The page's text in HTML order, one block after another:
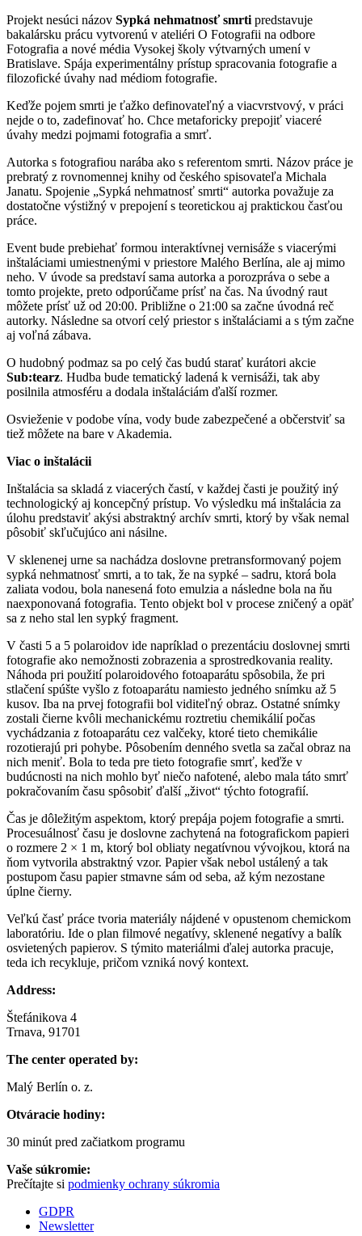
Projekt nesúci názov Sypká nehmatnosť smrti predstavuje
bakalársku prácu vytvorenú v ateliéri O Fotografii na odbore
Fotografia a nové média Vysokej školy výtvarných umení v
Bratislave. Spája experimentálny prístup spracovania fotografie a
filozofické úvahy nad médiom fotografie.
Keďže pojem smrti je ťažko definovateľný a viacvrstvový, v práci
nejde o to, zadefinovať ho. Chce metaforicky prepojiť viaceré
úvahy medzi pojmami fotografia a smrť.
Autorka s fotografiou narába ako s referentom smrti. Názov práce je
prebratý z rovnomennej knihy od českého spisovateľa Michala
Janatu. Spojenie „Sypká nehmatnosť smrti“ autorka považuje za
dostatočne výstižný v prepojení s teoretickou aj praktickou časťou
práce.
Event bude prebiehať formou interaktívnej vernisáže s viacerými
inštaláciami umiestnenými v priestore Malého Berlína, ale aj mimo
neho. V úvode sa predstaví sama autorka a porozpráva o sebe a
tomto projekte, preto odporúčame prísť na čas. Na úvodný raut
môžete prísť už od 20:00. Približne o 21:00 sa začne úvodná reč
autorky. Následne sa otvorí celý priestor s inštaláciami a s tým začne
aj voľná zábava.
O hudobný podmaz sa po celý čas budú starať kurátori akcie
Sub:tearz. Hudba bude tematický ladená k vernisáži, tak aby
posilnila atmosféru a dodala inštaláciám ďalší rozmer.
Osvieženie v podobe vína, vody bude zabezpečené a občerstviť sa
tiež môžete na bare v Akademia.
Viac o inštalácii
Inštalácia sa skladá z viacerých častí, v každej časti je použitý iný
technologický aj koncepčný prístup. Vo výsledku má inštalácia za
úlohu predstaviť akýsi abstraktný archív smrti, ktorý by však nemal
pôsobiť skľučujúco ani násilne.
V sklenenej urne sa nachádza doslovne pretransformovaný pojem
sypká nehmatnosť smrti, a to tak, že na sypké – sadru, ktorá bola
zaliata vodou, bola nanesená foto emulzia a následne bola na ňu
naexponovaná fotografia. Tento objekt bol v procese zničený a opäť
sa z neho stal len sypký fragment.
V časti 5 a 5 polaroidov ide napríklad o prezentáciu doslovnej smrti
fotografie ako nemožnosti zobrazenia a sprostredkovania reality.
Náhoda pri použití polaroidového fotoaparátu spôsobila, že pri
stlačení spúšte vyšlo z fotoaparátu namiesto jedného snímku až 5
kusov. Iba na prvej fotografii bol viditeľný obraz. Ostatné snímky
zostali čierne kvôli mechanickému roztretiu chemikálií počas
vychádzania z fotoaparátu cez valčeky, ktoré tieto chemikálie
rozotierajú pri pohybe. Pôsobením denného svetla sa začal obraz na
nich meniť. Bola to teda pre tieto fotografie smrť, keďže v
budúcnosti na nich mohlo byť niečo nafotené, alebo mala táto smrť
pokračovaním času spôsobiť ďalší „život“ týchto fotografií.
Čas je dôležitým aspektom, ktorý prepája pojem fotografie a smrti.
Procesuálnosť času je doslovne zachytená na fotografickom papieri
o rozmere 2 × 1 m, ktorý bol obliaty negatívnou vývojkou, ktorá na
ňom vytvorila abstraktný vzor. Papier však nebol ustálený a tak
postupom času papier stmavne sám od seba, až kým nezostane
úplne čierny.
Veľkú časť práce tvoria materiály nájdené v opustenom chemickom
laboratóriu. Ide o plan filmové negatívy, sklenené negatívy a balík
osvietených papierov. S týmito materiálmi ďalej autorka pracuje,
teda ich recykluje, pričom vzniká nový kontext.
Address:
Štefánikova 4
Trnava, 91701
The center operated by:
Malý Berlín o. z.
Otváracie hodiny:
30 minút pred začiatkom programu
Vaše súkromie:
Prečítajte si podmienky ochrany súkromia
GDPR
Newsletter